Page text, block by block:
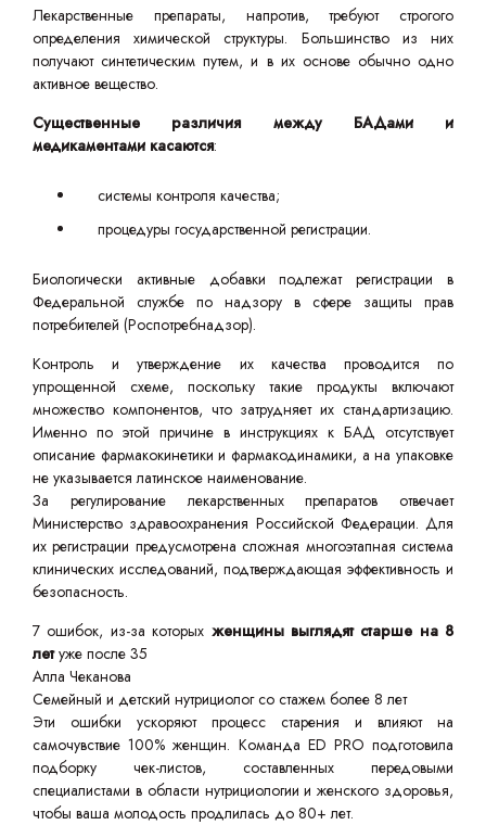
Лекарственные препараты, напротив, требуют строгого
определения химической структуры. Большинство из них
получают синтетическим путем, и в их основе обычно одно
активное вещество.
Существенные различия между БАДами и
медикаментами касаются:
системы контроля качества;
процедуры государственной регистрации.
Биологически активные добавки подлежат регистрации в
Федеральной службе по надзору в сфере защиты прав
потребителей (Роспотребнадзор).
Контроль и утверждение их качества проводится по
упрощенной схеме, поскольку такие продукты включают
множество компонентов, что затрудняет их стандартизацию.
Именно по этой причине в инструкциях к БАД отсутствует
описание фармакокинетики и фармакодинамики, а на упаковке
не указывается латинское наименование.
За регулирование лекарственных препаратов отвечает
Министерство здравоохранения Российской Федерации. Для
их регистрации предусмотрена сложная многоэтапная система
клинических исследований, подтверждающая эффективность и
безопасность.
7 ошибок, из-за которых женщины выглядят старше на 8
летуже после 35
Алла Чеканова
Семейный и детский нутрициолог со стажем более 8 лет
Эти ошибки ускоряют процесс старения и влияют на
самочувствие 100% женщин. Команда ED PRO подготовила
подборку чек-листов, составленных передовыми
специалистами в области нутрициологии и женского здоровья,
чтобы ваша молодость продлилась до 80+ лет.